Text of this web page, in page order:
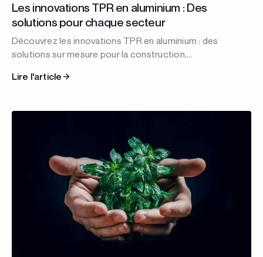
Les innovations TPR en aluminium : Des
solutions pour chaque secteur
Découvrez les innovations TPR en aluminium : des
solutions sur mesure pour la construction,
durabilité.
Lire l'article